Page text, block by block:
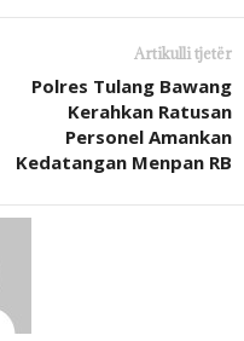
Artikulli tjetër
Polres Tulang Bawang
Kerahkan Ratusan
Personel Amankan
Kedatangan Menpan RB